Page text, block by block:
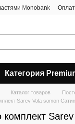
Monobank
Категория
Каталог товаров
Sarev Vola somon
комплект